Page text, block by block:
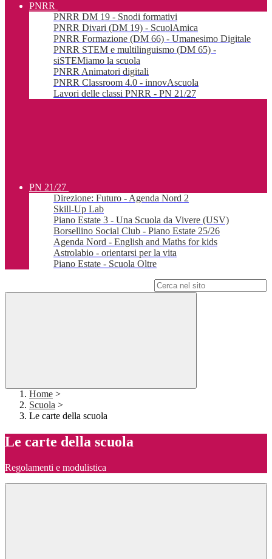
PNRR
PNRR DM 19 - Snodi formativi
PNRR Divari (DM 19) - ScuolAmica
PNRR Formazione (DM 66) - Umanesimo Digitale
PNRR STEM e multilinguismo (DM 65) -
siSTEMiamo la scuola
PNRR Animatori digitali
PNRR Classroom 4.0 - innovAscuola
Lavori delle classi PNRR - PN 21/27
PN 21/27
Direzione: Futuro - Agenda Nord 2
Skill-Up Lab
Piano Estate 3 - Una Scuola da Vivere (USV)
Borsellino Social Club - Piano Estate 25/26
Agenda Nord - English and Maths for kids
Astrolabio - orientarsi per la vita
Piano Estate - Scuola Oltre
Home >
Scuola >
Le carte della scuola
Le carte della scuola
Regolamenti e modulistica